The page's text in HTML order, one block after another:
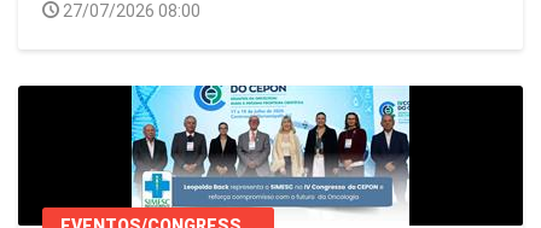
27/07/2026 08:00